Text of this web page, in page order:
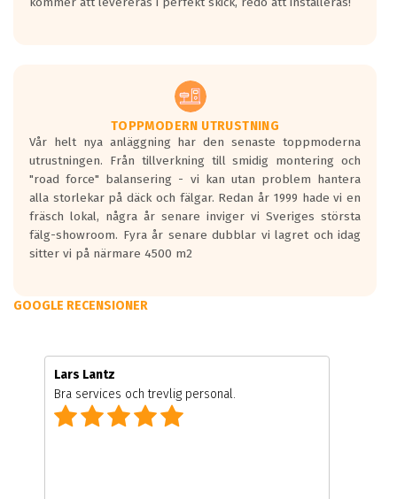
TOPPMODERN UTRUSTNING
Vår helt nya anläggning har den senaste toppmoderna
utrustningen. Från tillverkning till smidig montering och
"road force" balansering - vi kan utan problem hantera
alla storlekar på däck och fälgar. Redan år 1999 hade vi en
fräsch lokal, några år senare inviger vi Sveriges största
fälg-showroom. Fyra år senare dubblar vi lagret och idag
sitter vi på närmare 4500 m2
GOOGLE RECENSIONER
Lars Lantz
Bra services och trevlig personal.